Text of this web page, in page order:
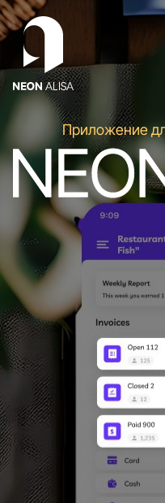
Обзор системы
Преимущества
Как начать
Тарифы
Вопрос-ответ
Подключиться
Приложение